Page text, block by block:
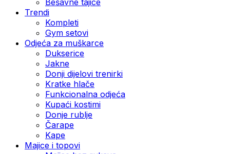
Trendi
Kompleti
Gym setovi
Odjeća za muškarce
Dukserice
Jakne
Donji dijelovi trenirki
Kratke hlače
Funkcionalna odjeća
Kupaći kostimi
Donje rublje
Čarape
Kape
Majice i topovi